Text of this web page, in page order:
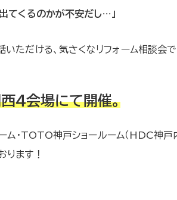
てくるのかが不安だし…」
ただける、気さくなリフォーム相談会で
4会場にて開催。
・TOTO神戸ショールーム（HDC神
ります！